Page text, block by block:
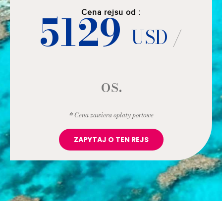
Cena rejsu od :
5129USD /
os.
* Cena zawiera opłaty portowe
ZAPYTAJ O TEN REJS